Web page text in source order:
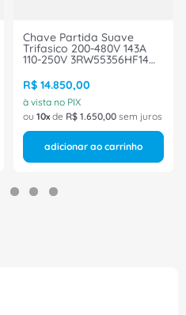
Chave Partida Suave
Trifasico 200-480V 143A
110-250V 3RW55356HF14
R$ 14.850,00
à vista no PIX
ou 10 de R$ 1.650,00 sem juros
adicionar ao carrinho